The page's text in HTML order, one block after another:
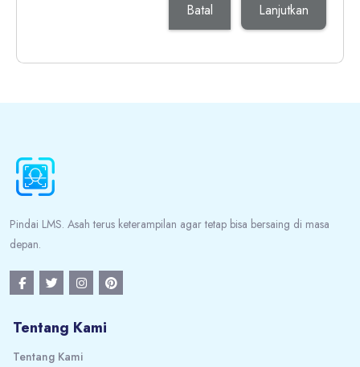
Batal Lanjutkan
Pindai LMS. Asah terus keterampilan agar tetap bisa bersaing di masa
depan.
Tentang Kami
Tentang Kami